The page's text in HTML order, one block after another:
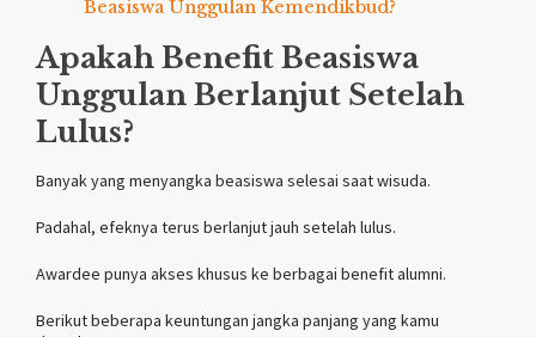
Beasiswa Unggulan Kemendikbud?
Apakah Benefit Beasiswa
Unggulan Berlanjut Setelah
Lulus?
Banyak yang menyangka beasiswa selesai saat wisuda.
Padahal, efeknya terus berlanjut jauh setelah lulus.
Awardee punya akses khusus ke berbagai benefit alumni.
Berikut beberapa keuntungan jangka panjang yang kamu